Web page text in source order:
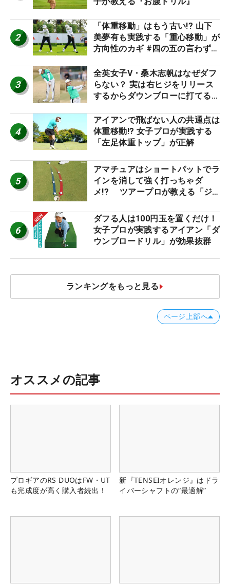
2
「体重移動」はもう古い!? 山下
美夢有も実践する「重心移動」が
方向性のカギ #四の五の言わず振
3
全英女子V・桑木志帆はなぜダフ
らない？ 実は右ヒジをリリース
するからダウンブローに打てる #
4
アイアンで飛ばない人の共通点は
体重移動!? 女子プロが実践する
「左足体重トップ」が正解
5
アマチュアはショートパットでラ
インを消して強く打っちゃダ
メ!? ツアープロが教える「ジ
減するワケ
6
ダフる人は100円玉を置くだけ！
女子プロが実践するアイアン「ダ
ウンブロードリル」が効果抜群
ランキングをもっと見る
ページ上部へ
オススメの記事
プロギアのRS DUOはFW・UT
も完成度が高く購入者続出！
新『TENSEIオレンジ』はドラ
イバーシャフトの“最適解”